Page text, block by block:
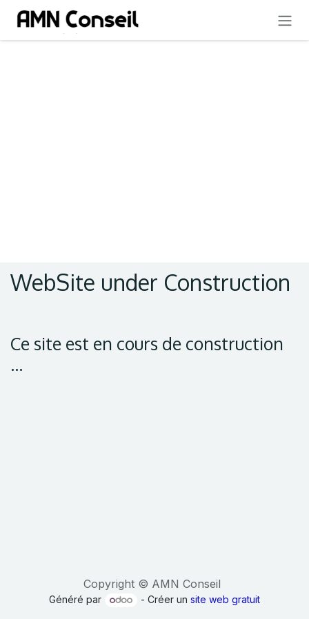
WebSite under Construction
Ce site est en cours de construction
...
Copyright © AMN Conseil
Généré par - Créer un site web gratuit